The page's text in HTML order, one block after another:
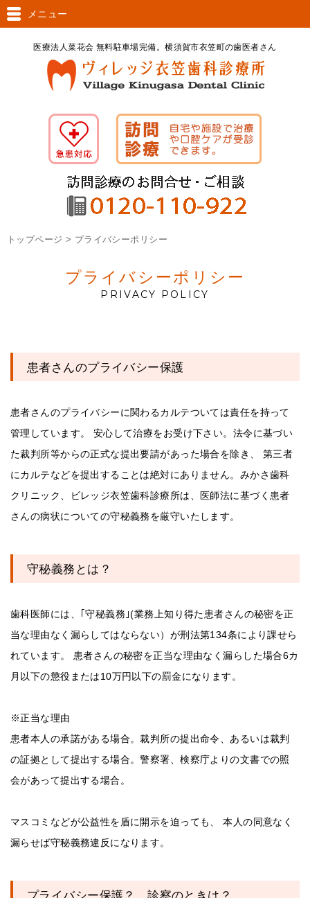
医療法人菜花会 無料駐車場完備。横須賀市衣笠町の歯医者さん
メニュー
トップページ > プライバシーポリシー
プライバシーポリシー
PRIVACY POLICY
患者さんのプライバシー保護
患者さんのプライバシーに関わるカルテついては責任を持って
管理しています。 安心して治療をお受け下さい。法令に基づい
た裁判所等からの正式な提出要請があった場合を除き、 第三者
にカルテなどを提出することは絶対にありません。みかさ歯科
クリニック、ビレッジ衣笠歯科診療所は、医師法に基づく患者
さんの病状についての守秘義務を厳守いたします。
守秘義務とは？
歯科医師には、｢守秘義務｣(業務上知り得た患者さんの秘密を正
当な理由なく漏らしてはならない）が刑法第134条により課せら
れています。 患者さんの秘密を正当な理由なく漏らした場合6カ
月以下の懲役または10万円以下の罰金になります。
※正当な理由
患者本人の承諾がある場合。裁判所の提出命令、あるいは裁判
の証拠として提出する場合。警察署、検察庁よりの文書での照
会があって提出する場合。
マスコミなどが公益性を盾に開示を迫っても、 本人の同意なく
漏らせば守秘義務違反になります。